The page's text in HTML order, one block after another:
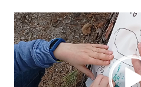
Reproductor
de
vídeo